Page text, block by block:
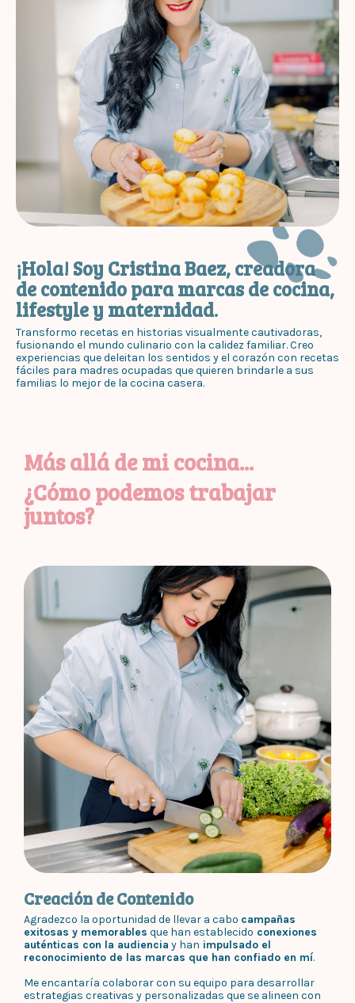
¡Hola! Soy Cristina Baez, creadora
de contenido para marcas de cocina,
lifestyle y maternidad.
Transformo recetas en historias visualmente cautivadoras,
fusionando el mundo culinario con la calidez familiar. Creo
experiencias que deleitan los sentidos y el corazón con recetas
fáciles para madres ocupadas que quieren brindarle a sus
familias lo mejor de la cocina casera.
Más allá de mi cocina...
¿Cómo podemos trabajar
juntos?
Creación de Contenido
Agradezco la oportunidad de llevar a cabo campañas
exitosas y memorables que han establecido conexiones
auténticas con la audiencia y han impulsado el
reconocimiento de las marcas que han confiado en mí.
Me encantaría colaborar con su equipo para desarrollar
estrategias creativas y personalizadas que se alineen con